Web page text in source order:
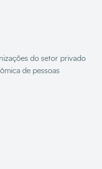
do setor privado
de pessoas